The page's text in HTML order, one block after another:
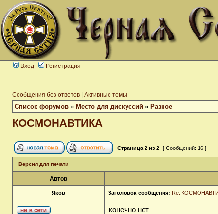
Вход Регистрация
Сообщения без ответов Активные темы
Список форумов » Место для дискуссий » Разное
КОСМОНАВТИКА
Страница 2 из 2 [ Сообщений: 16 ]
Версия для печати
Автор
Яков Заголовок сообщения: Re:
конечно нет